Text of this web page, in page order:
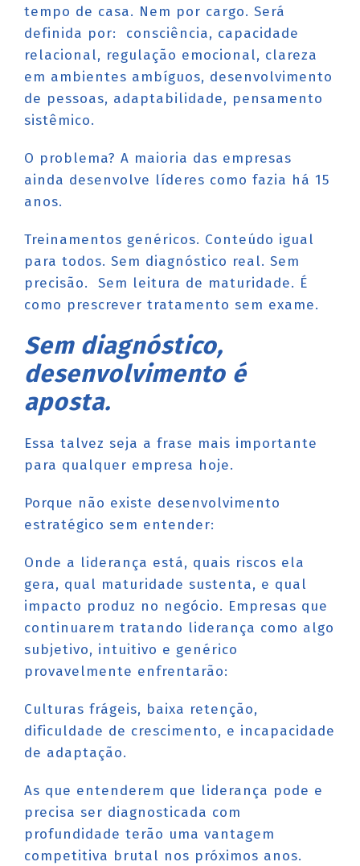
tempo de casa. Nem por cargo. Será
definida por: consciência, capacidade
relacional, regulação emocional, clareza
em ambientes ambíguos, desenvolvimento
de pessoas, adaptabilidade, pensamento
sistêmico.
O problema? A maioria das empresas
ainda desenvolve líderes como fazia há 15
anos.
Treinamentos genéricos. Conteúdo igual
para todos. Sem diagnóstico real. Sem
precisão. Sem leitura de maturidade. É
como prescrever tratamento sem exame.
Sem diagnóstico,
desenvolvimento é
aposta.
Essa talvez seja a frase mais importante
para qualquer empresa hoje.
Porque não existe desenvolvimento
estratégico sem entender:
Onde a liderança está, quais riscos ela
gera, qual maturidade sustenta, e qual
impacto produz no negócio. Empresas que
continuarem tratando liderança como algo
subjetivo, intuitivo e genérico
provavelmente enfrentarão:
Culturas frágeis, baixa retenção,
dificuldade de crescimento, e incapacidade
de adaptação.
As que entenderem que liderança pode e
precisa ser diagnosticada com
profundidade terão uma vantagem
competitiva brutal nos próximos anos.